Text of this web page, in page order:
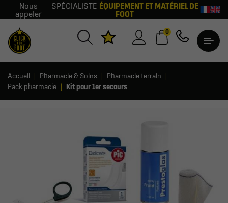
Nous
appeler
SPÉCIALISTE ÉQUIPEMENT ET MATÉRIEL DE
FOOT
0
Accueil Pharmacie & Soins
Pharmacie terrain
Pack pharmacie
Kit pour 1er secours